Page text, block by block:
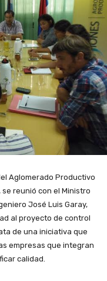
Aglomerado Productivo
reunió con el Ministro
José Luis Garay,
al proyecto de control
de una iniciativa que
empresas que integran
calidad.